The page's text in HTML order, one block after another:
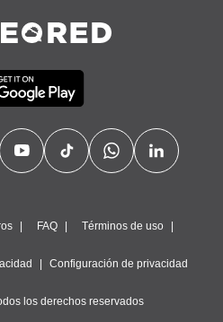
FAQ Términos de uso
Configuración de privacidad
los derechos reservados